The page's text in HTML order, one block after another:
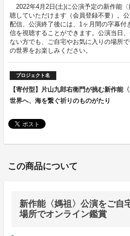
2022年4月2日(土)に公演予定の新作能
聴していただけます（会員登録不要）。
配信、公演終了後には、1ヶ月間の字幕付
信を視聴することができます。公演当日
ない方でも、ご自宅やお気に入りの場所
の世界をお楽しみください。
プロジェクト名
【寄付型】片山九郎右衛門が挑む新作能
世界へ、海を繋ぐ祈りのものがたり
この商品について
新作能〈媽祖〉公演をご自
場所でオンライン鑑賞